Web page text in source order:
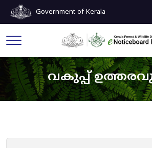
Government of Kerala
വകുപ്പ്